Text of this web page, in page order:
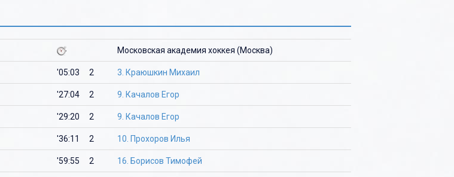
Московская академия хоккея (Москва)
'05:03 2 3. Краюшкин Михаил
'27:04 2 9. Качалов Егор
'29:20 2 9. Качалов Егор
'36:11 2 10. Прохоров Илья
'59:55 2 16. Борисов Тимофей